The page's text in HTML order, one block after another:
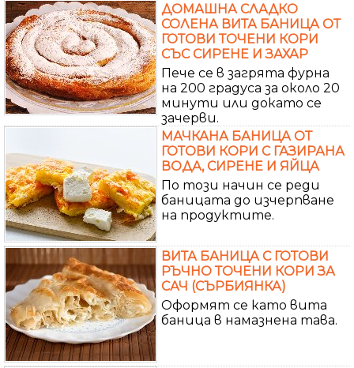
ДОМАШНА СЛАДКО
СОЛЕНА ВИТА БАНИЦА ОТ
ГОТОВИ ТОЧЕНИ КОРИ
СЪС СИРЕНЕ И ЗАХАР
Пече се в загрята фурна
на 200 градуса за около 20
минути или докато се
зачерви.
МАЧКАНА БАНИЦА ОТ
ГОТОВИ КОРИ С ГАЗИРАНА
ВОДА, СИРЕНЕ И ЯЙЦА
По този начин се реди
баницата до изчерпване
на продуктите.
ВИТА БАНИЦА С ГОТОВИ
РЪЧНО ТОЧЕНИ КОРИ ЗА
САЧ (СЪРБИЯНКА)
Оформят се като вита
баница в намазнена тава.